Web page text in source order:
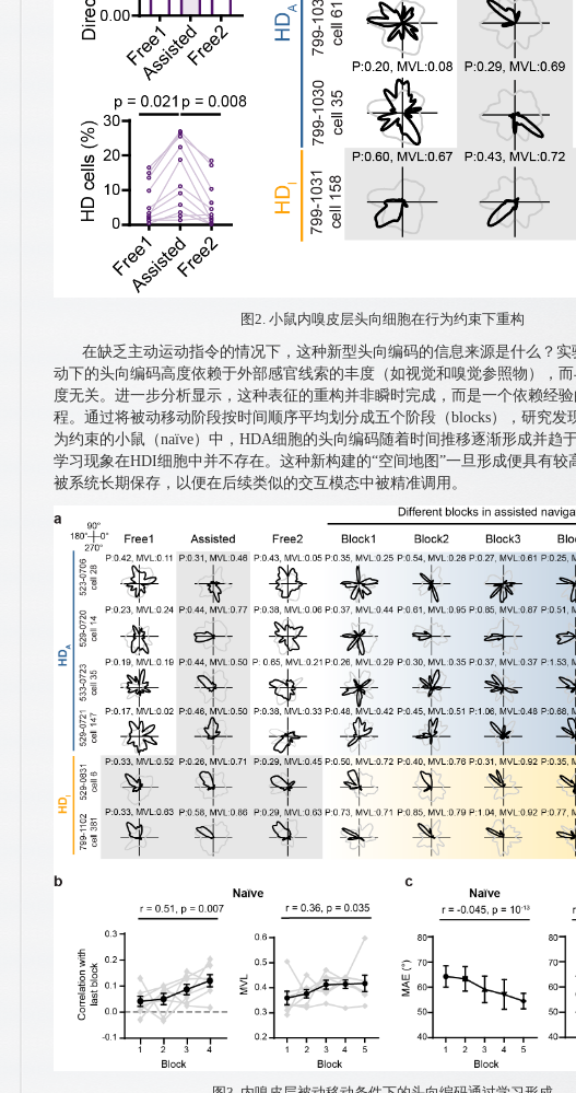
图2. 小鼠内嗅皮层头向细胞在行为约束下重构
在缺乏主动运动指令的情况下，这种新型头向编码的信息来源是什么？实
动下的头向编码高度依赖于外部感官线索的丰度（如视觉和嗅觉参照物），
度无关。进一步分析显示，这种表征的重构并非瞬时完成，而是一个依赖经
程。通过将被动移动阶段按时间顺序平均划分成五个阶段（blocks），研究发
为约束的小鼠（naïve）中，HDA细胞的头向编码随着时间推移逐渐形成并趋
学习现象在HDI细胞中并不存在。这种新构建的“空间地图”一旦形成便具有较
被系统长期保存，以便在后续类似的交互模态中被精准调用。